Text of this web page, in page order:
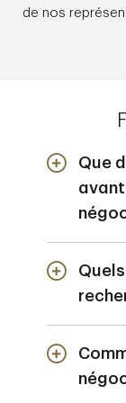
de nos
Que
marchés.
Toutefois,
technique